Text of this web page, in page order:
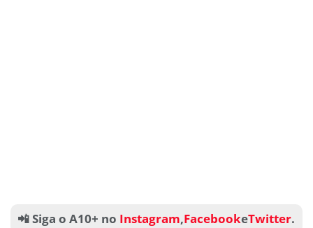
📲 Siga o A10+ no Instagram,FacebookeTwitter.